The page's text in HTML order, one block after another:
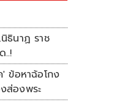
ธินาฏ ราช
..!
ข้อหาฉ้อโกง
ส่องพระ